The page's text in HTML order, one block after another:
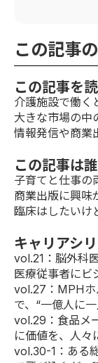
この記事
この記事を
介護施設で働く
大きな市場の中
情報発信や商業
この記事は
子育てと仕事の
商業出版に興味
臨床はしたいけ
キャリアシ
vol.21 ：脳外科
医療従事者にビ
vol.27 ：MPH
で、“一億人に
vol.29 ：食品メ
に価値を、人々
vol.30-1 ：ある